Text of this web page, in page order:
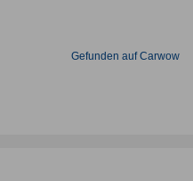
Gefunden auf Carwow